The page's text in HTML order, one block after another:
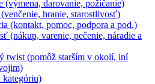
(výmena, darovanie, požičanie)
hranie, starostlivosť)
(kontakt, pomoc, podpora a pod.)
(nákup, varenie, pečenie, náradie a
twist (pomôž starším v okolí, iní
kategóriu)